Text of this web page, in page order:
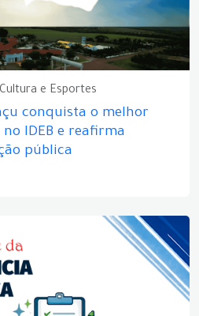
e Esportes
conquista o melhor
IDEB e reafirma
pública